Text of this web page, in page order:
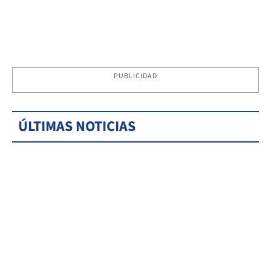
PUBLICIDAD
ÚLTIMAS NOTICIAS